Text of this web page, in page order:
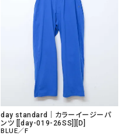
day standard｜カラーイージーパ
ンツ [[day-019-26SS]][D]
BLUE／F